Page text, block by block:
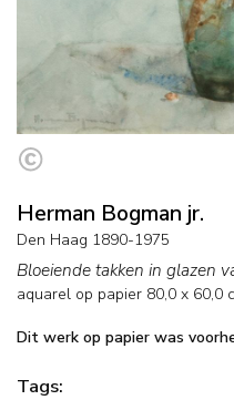
Herman Bogman jr.
Den Haag 1890-1975
Bloeiende takken in glazen
aquarel op papier 80,0 x 60,0
Dit werk op papier was
Tags: